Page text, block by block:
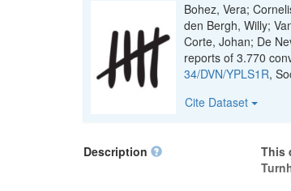
Bohez, Vera;
den Bergh, Willy;
Corte, Johan; De
reports of 3.770
34/DVN/YPLS1R,
Cite Dataset
Description
This